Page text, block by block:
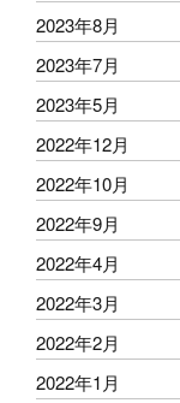
2023年8月
2023年7月
2023年5月
2022年12月
2022年10月
2022年9月
2022年4月
2022年3月
2022年2月
2022年1月